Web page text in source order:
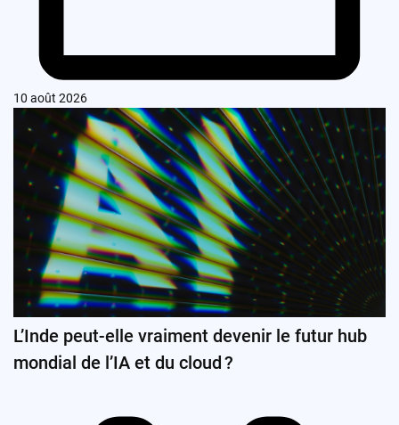
10 août 2026
L’Inde peut-elle vraiment devenir le futur hub
mondial de l’IA et du cloud ?